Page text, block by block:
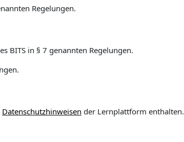
Regelungen.
BITS in § 7 genannten Regelungen.
Datenschutzhinweisen der Lernplattform enthalten.